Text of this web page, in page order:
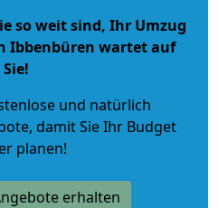
so weit sind, Ihr Umzug
Ibbenbüren wartet auf
Sie!
und natürlich
, damit Sie Ihr Budget
planen!
erhalten